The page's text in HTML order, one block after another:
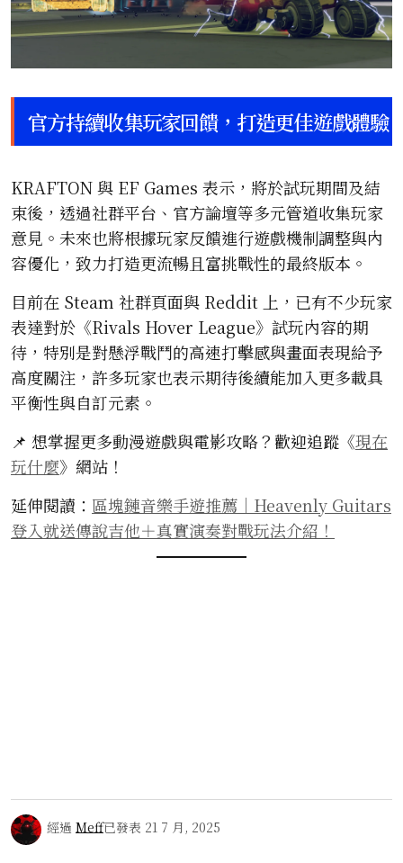
官方持續收集玩家回饋，打造更佳遊戲體驗
KRAFTON 與 EF Games 表示，將於試玩期間及結
束後，透過社群平台、官方論壇等多元管道收集玩家
意見。未來也將根據玩家反饋進行遊戲機制調整與內
容優化，致力打造更流暢且富挑戰性的最終版本。
目前在 Steam 社群頁面與 Reddit 上，已有不少玩家
表達對於《Rivals Hover League》試玩內容的期
待，特別是對懸浮戰鬥的高速打擊感與畫面表現給予
高度關注，許多玩家也表示期待後續能加入更多載具
平衡性與自訂元素。
📌 想掌握更多動漫遊戲與電影攻略？歡迎追蹤《現在
玩什麼》網站！
延伸閱讀： 區塊鏈音樂手遊推薦｜Heavenly Guitars
登入就送傳說吉他＋真實演奏對戰玩法介紹！
經過 Meff已發表 21 7 月, 2025